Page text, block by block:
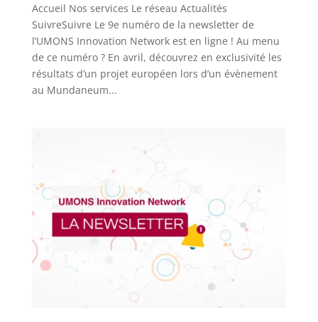
Accueil Nos services Le réseau Actualités
SuivreSuivre Le 9e numéro de la newsletter de
l’UMONS Innovation Network est en ligne ! Au menu
de ce numéro ? En avril, découvrez en exclusivité les
résultats d’un projet européen lors d’un évènement
au Mundaneum...